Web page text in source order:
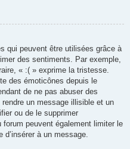
qui peuvent être utilisées grâce à
des sentiments. Par exemple,
« :( » exprime la tristesse.
des émoticônes depuis le
de ne pas abuser des
un message illisible et un
ou de le supprimer
peuvent également limiter le
d’insérer à un message.